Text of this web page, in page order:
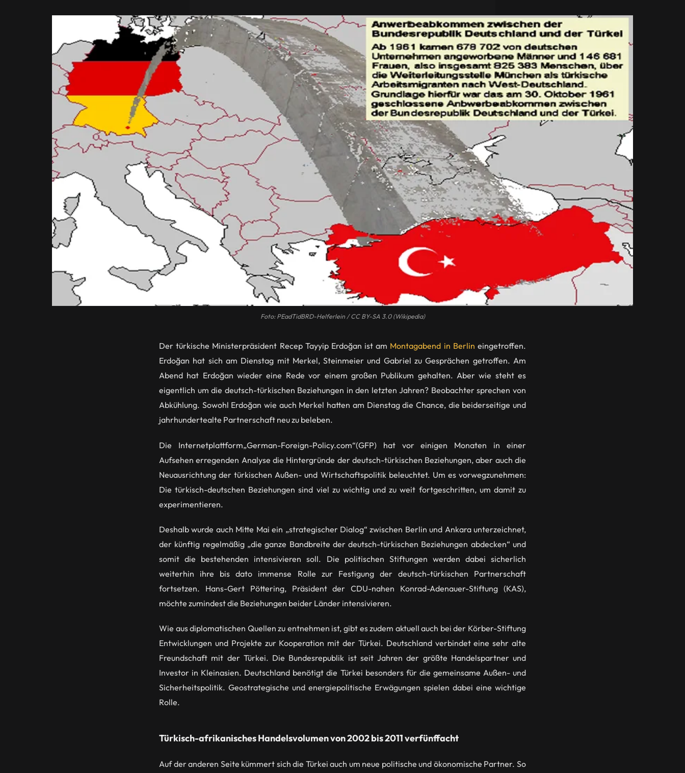
Foto: PEadTidBRD-Helferlein / CC BY-SA 3.0 (Wikipedia)
Der türkische Ministerpräsident Recep Tayyip Erdoğan ist am Montagabend in Berlin eingetroffen.
Erdoğan hat sich am Dienstag mit Merkel, Steinmeier und Gabriel zu Gesprächen getroffen. Am
Abend hat Erdoğan wieder eine Rede vor einem großen Publikum gehalten. Aber wie steht es
eigentlich um die deutsch-türkischen Beziehungen in den letzten Jahren? Beobachter sprechen von
Abkühlung. Sowohl Erdoğan wie auch Merkel hatten am Dienstag die Chance, die beiderseitige und
jahrhundertealte Partnerschaft neu zu beleben.
Die Internetplattform„German-Foreign-Policy.com“(GFP) hat vor einigen Monaten in einer
Aufsehen erregenden Analyse die Hintergründe der deutsch-türkischen Beziehungen, aber auch die
Neuausrichtung der türkischen Außen- und Wirtschaftspolitik beleuchtet. Um es vorwegzunehmen:
Die türkisch-deutschen Beziehungen sind viel zu wichtig und zu weit fortgeschritten, um damit zu
experimentieren.
Deshalb wurde auch Mitte Mai ein „strategischer Dialog“ zwischen Berlin und Ankara unterzeichnet,
der künftig regelmäßig „die ganze Bandbreite der deutsch-türkischen Beziehungen abdecken“ und
somit die bestehenden intensivieren soll. Die politischen Stiftungen werden dabei sicherlich
weiterhin ihre bis dato immense Rolle zur Festigung der deutsch-türkischen Partnerschaft
fortsetzen. Hans-Gert Pöttering, Präsident der CDU-nahen Konrad-Adenauer-Stiftung (KAS),
möchte zumindest die Beziehungen beider Länder intensivieren.
Wie aus diplomatischen Quellen zu entnehmen ist, gibt es zudem aktuell auch bei der Körber-Stiftung
Entwicklungen und Projekte zur Kooperation mit der Türkei. Deutschland verbindet eine sehr alte
Freundschaft mit der Türkei. Die Bundesrepublik ist seit Jahren der größte Handelspartner und
Investor in Kleinasien. Deutschland benötigt die Türkei besonders für die gemeinsame Außen- und
Sicherheitspolitik. Geostrategische und energiepolitische Erwägungen spielen dabei eine wichtige
Rolle.
Türkisch-afrikanisches Handelsvolumen von 2002 bis 2011 verfünffacht
Auf der anderen Seite kümmert sich die Türkei auch um neue politische und ökonomische Partner. So